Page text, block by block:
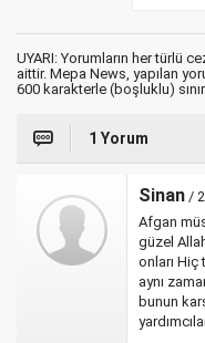
UYARI: Yorumların her türlü
aittir. Mepa News, yapılan
600 karakterle (boşluklu)
1 Yorum
Sinan /
Afgan
güzel
onları
aynı
bunun